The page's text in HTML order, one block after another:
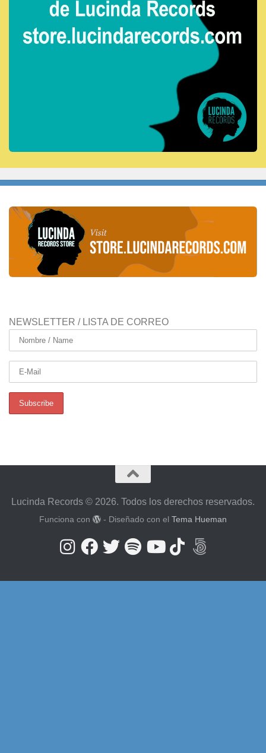
NEWSLETTER / LISTA DE CORREO
Lucinda Records © 2026. Todos los derechos reservados.
Funciona con - Diseñado con el Tema Hueman